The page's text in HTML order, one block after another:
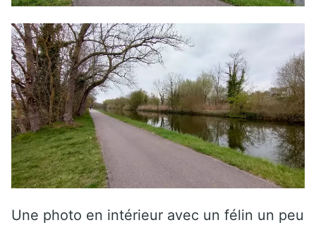
Une photo en intérieur avec un félin un peu